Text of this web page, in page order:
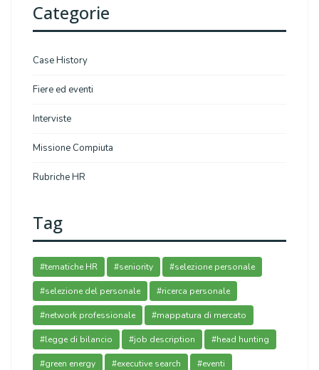
Categorie
Case History
Fiere ed eventi
Interviste
Missione Compiuta
Rubriche HR
Tag
#tematiche HR #seniority #selezione personale
#selezione del personale #ricerca personale
#network professionale #mappatura di mercato
#legge di bilancio #job description #head hunting
#green energy #executive search #eventi